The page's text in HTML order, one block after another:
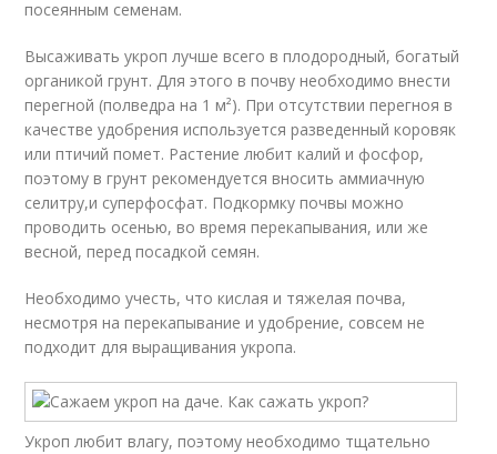
посеянным семенам.
Высаживать укроп лучше всего в плодородный, богатый
органикой грунт. Для этого в почву необходимо внести
перегной (полведра на 1 м²). При отсутствии перегноя в
качестве удобрения используется разведенный коровяк
или птичий помет. Растение любит калий и фосфор,
поэтому в грунт рекомендуется вносить аммиачную
селитру,и суперфосфат. Подкормку почвы можно
проводить осенью, во время перекапывания, или же
весной, перед посадкой семян.
Необходимо учесть, что кислая и тяжелая почва,
несмотря на перекапывание и удобрение, совсем не
подходит для выращивания укропа.
Укроп любит влагу, поэтому необходимо тщательно